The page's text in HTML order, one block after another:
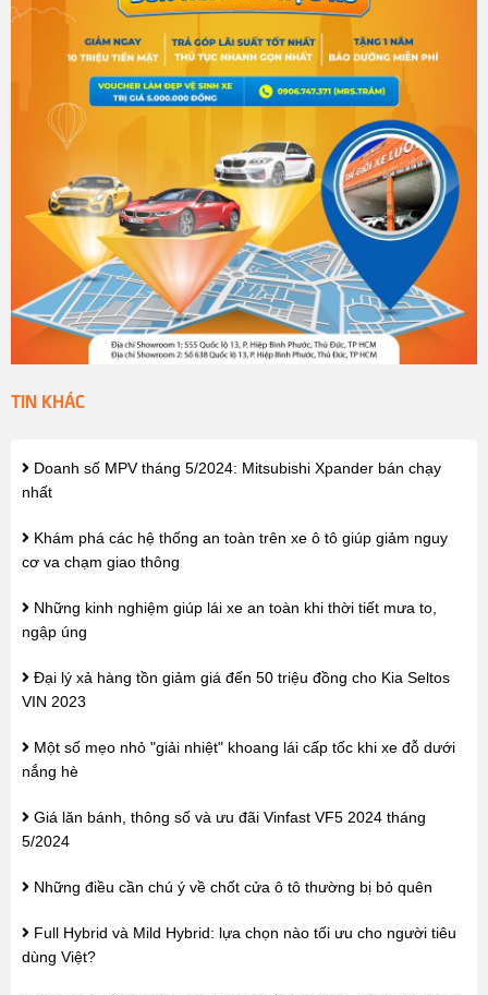
TIN KHÁC
Doanh số MPV tháng 5/2024: Mitsubishi Xpander bán chạy
nhất
Khám phá các hệ thống an toàn trên xe ô tô giúp giảm nguy
cơ va chạm giao thông
Những kinh nghiệm giúp lái xe an toàn khi thời tiết mưa to,
ngập úng
Đại lý xả hàng tồn giảm giá đến 50 triệu đồng cho Kia Seltos
VIN 2023
Một số mẹo nhỏ "giải nhiệt" khoang lái cấp tốc khi xe đỗ dưới
nắng hè
Giá lăn bánh, thông số và ưu đãi Vinfast VF5 2024 tháng
5/2024
Những điều cần chú ý về chốt cửa ô tô thường bị bỏ quên
Full Hybrid và Mild Hybrid: lựa chọn nào tối ưu cho người tiêu
dùng Việt?